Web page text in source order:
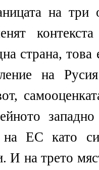
на три
страна, това
на
на ЕС като
И на трето